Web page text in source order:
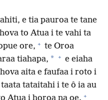
e tia pauroa te tane
to Atua i te vahi ta
ore, + te Oroa
tiahapa, * + e eiaha
aita e faufaa i roto i
tataitahi i te ô ia au
+